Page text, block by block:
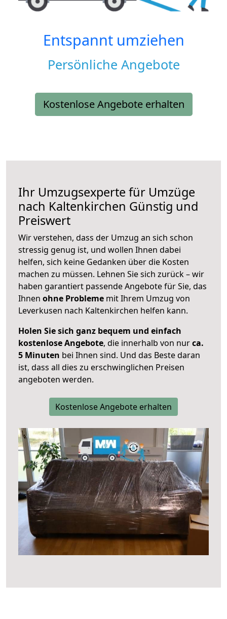
Entspannt umziehen
Persönliche Angebote
Kostenlose Angebote erhalten
Ihr Umzugsexperte für Umzüge
nach Kaltenkirchen Günstig und
Preiswert
Wir verstehen, dass der Umzug an sich schon
stressig genug ist, und wollen Ihnen dabei
helfen, sich keine Gedanken über die Kosten
machen zu müssen. Lehnen Sie sich zurück – wir
haben garantiert passende Angebote für Sie, das
Ihnen ohne Probleme mit Ihrem Umzug von
Leverkusen nach Kaltenkirchen helfen kann.
Holen Sie sich ganz bequem und einfach
kostenlose Angebote, die innerhalb von nurca.
5 Minuten bei Ihnen sind. Und das Beste daran
ist, dass all dies zu erschwinglichen Preisen
angeboten werden.
Kostenlose Angebote erhalten